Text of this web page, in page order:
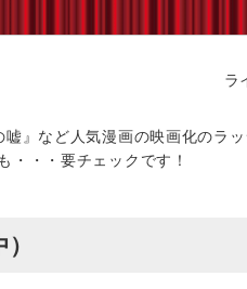
ラ
』など人気漫画の映画化のラ
・・・要チェックです！